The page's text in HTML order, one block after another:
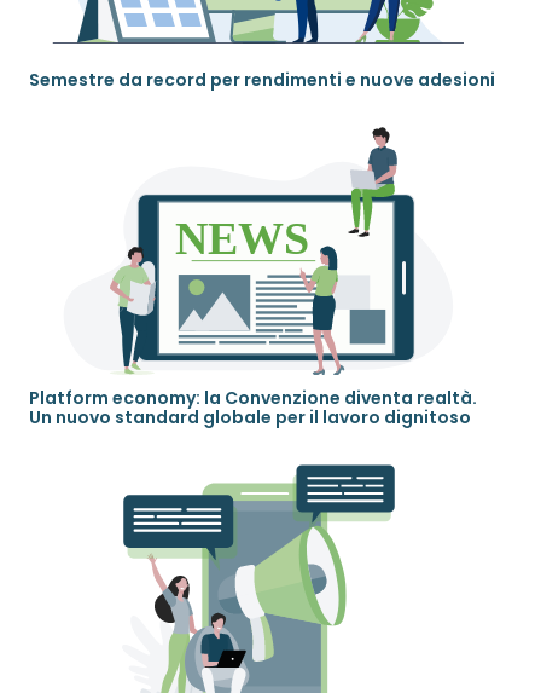
Semestre da record per rendimenti e nuove adesioni
Platform economy: la Convenzione diventa realtà.
Un nuovo standard globale per il lavoro dignitoso